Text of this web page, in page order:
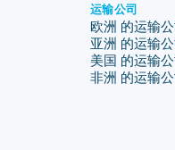
运输公司
欧洲 的运输
亚洲 的运输
美国 的运输
非洲 的运输